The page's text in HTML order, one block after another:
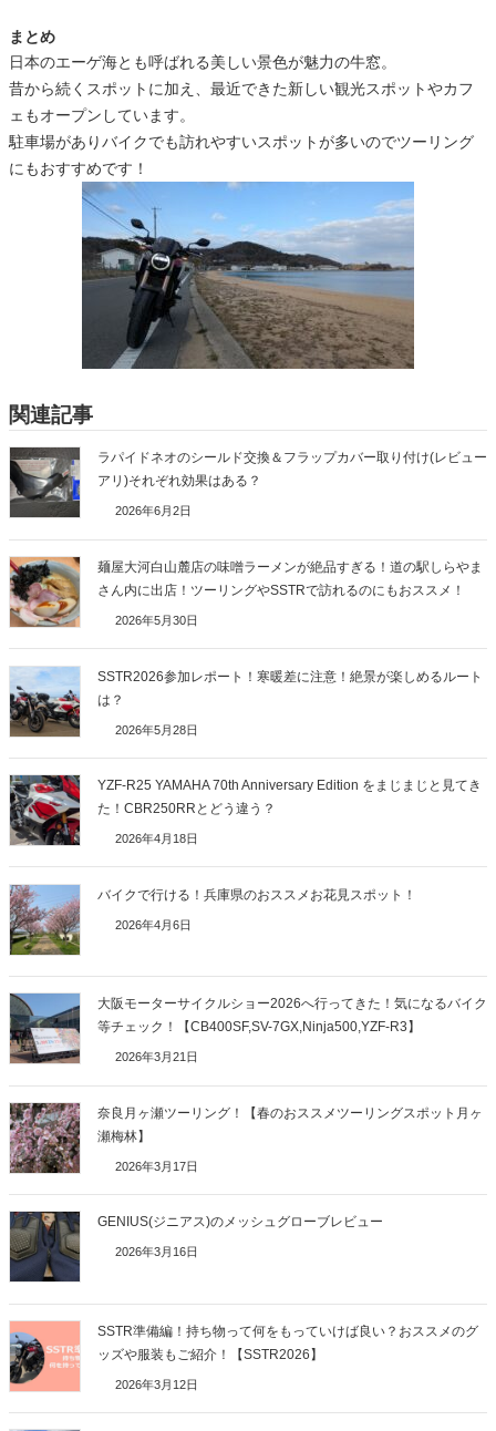
まとめ
日本のエーゲ海とも呼ばれる美しい景色が魅力の牛窓。
昔から続くスポットに加え、最近できた新しい観光スポットやカフ
ェもオープンしています。
駐車場がありバイクでも訪れやすいスポットが多いのでツーリング
にもおすすめです！
関連記事
ラパイドネオのシールド交換＆フラップカバー取り付け(レビュー
アリ)それぞれ効果はある？
2026年6月2日
麺屋大河白山麓店の味噌ラーメンが絶品すぎる！道の駅しらやま
さん内に出店！ツーリングやSSTRで訪れるのにもおススメ！
2026年5月30日
SSTR2026参加レポート！寒暖差に注意！絶景が楽しめるルート
は？
2026年5月28日
YZF-R25 YAMAHA 70th Anniversary Edition をまじまじと見てき
た！CBR250RRとどう違う？
2026年4月18日
バイクで行ける！兵庫県のおススメお花見スポット！
2026年4月6日
大阪モーターサイクルショー2026へ行ってきた！気になるバイク
等チェック！【CB400SF,SV-7GX,Ninja500,YZF-R3】
2026年3月21日
奈良月ヶ瀬ツーリング！【春のおススメツーリングスポット月ヶ
瀬梅林】
2026年3月17日
GENIUS(ジニアス)のメッシュグローブレビュー
2026年3月16日
SSTR準備編！持ち物って何をもっていけば良い？おススメのグ
ッズや服装もご紹介！【SSTR2026】
2026年3月12日